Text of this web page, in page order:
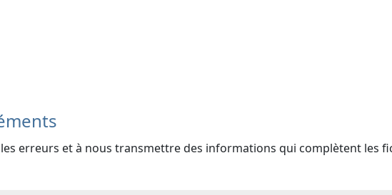
erreurs et à nous transmettre des informations qui complètent les